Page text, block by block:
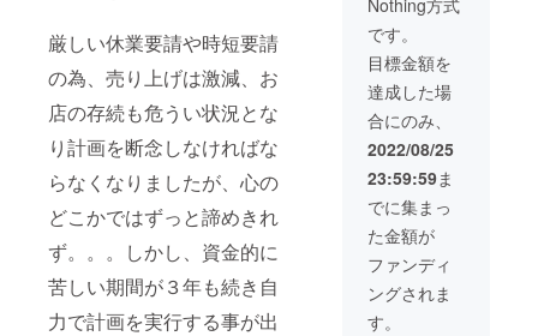
厳しい休業要請や時短要請
の為、売り上げは激減、お
店の存続も危うい状況とな
り計画を断念しなければな
らなくなりましたが、心の
どこかではずっと諦めきれ
ず。。。しかし、資金的に
苦しい期間が３年も続き自
力で計画を実行する事が出
紅
甘味料
（カン
ゾ
ウ）、
（一部
に小
麦・大
豆・い
かを含
む）
内容
量：１
８０ｇ
調味料
ビトー
ル、
調味
料（ア
等）、
着色料
（カラ
メル、
紅
麹）、
甘味料
かく仕
食
べやす
い一口
サイズ
の『い
かめ
し』で
す。
名称：
いかめ
し
国的に
です。
イ
カの中
にご飯
を詰
め、甘
辛いタ
レで旨
味を
しっか
りと染
み込ま
せ、
です。
目標金額を
達成した場
合にのみ、
2022/08/25
23:59:59ま
でに集まっ
た金額が
ファンディ
ングされま
す。